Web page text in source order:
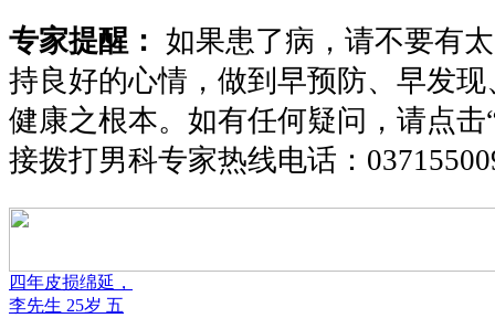
专家提醒： 如果患了病，请不要有
持良好的心情，做到早预防、早发
健康之根本。如有任何疑问，请点击
接拨打男科专家热线电话：
四年皮损绵延，
李先生 25岁 五